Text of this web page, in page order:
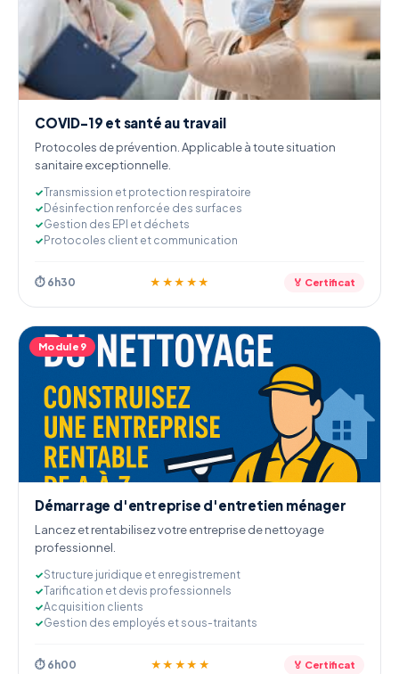
COVID-19 et santé au travail
Protocoles de prévention. Applicable à toute situation
sanitaire exceptionnelle.
Transmission et protection respiratoire
Désinfection renforcée des surfaces
Gestion des EPI et déchets
Protocoles client et communication
⏱ 6h30 ★★★★★ 🏅 Certificat
Module 9
Démarrage d'entreprise d'entretien ménager
Lancez et rentabilisez votre entreprise de nettoyage
professionnel.
Structure juridique et enregistrement
Tarification et devis professionnels
Acquisition clients
Gestion des employés et sous-traitants
⏱ 6h00 ★★★★★ 🏅 Certificat